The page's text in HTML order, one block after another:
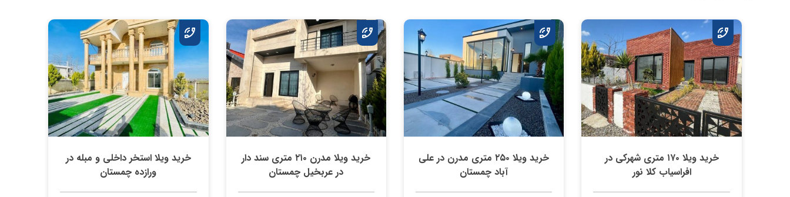
خرید ویلا ۱۷۰ متری شهرکی در
افراسیاب کلا نور
خرید ویلا ۲۵۰ متری مدرن در علی
آباد چمستان
خرید ویلا مدرن ۲۱۰ متری سند دار
در عربخیل چمستان
خرید ویلا استخر داخلی و مبله در
ورازده چمستان